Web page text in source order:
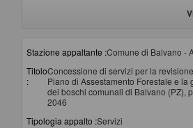
Stazione appaltante :Comune di Balvano -
Titolo
:
Concessione di servizi per la
Piano di Assestamento Forestale e la
dei boschi comunali di Balvano (PZ),
2046
Tipologia appalto :Servizi